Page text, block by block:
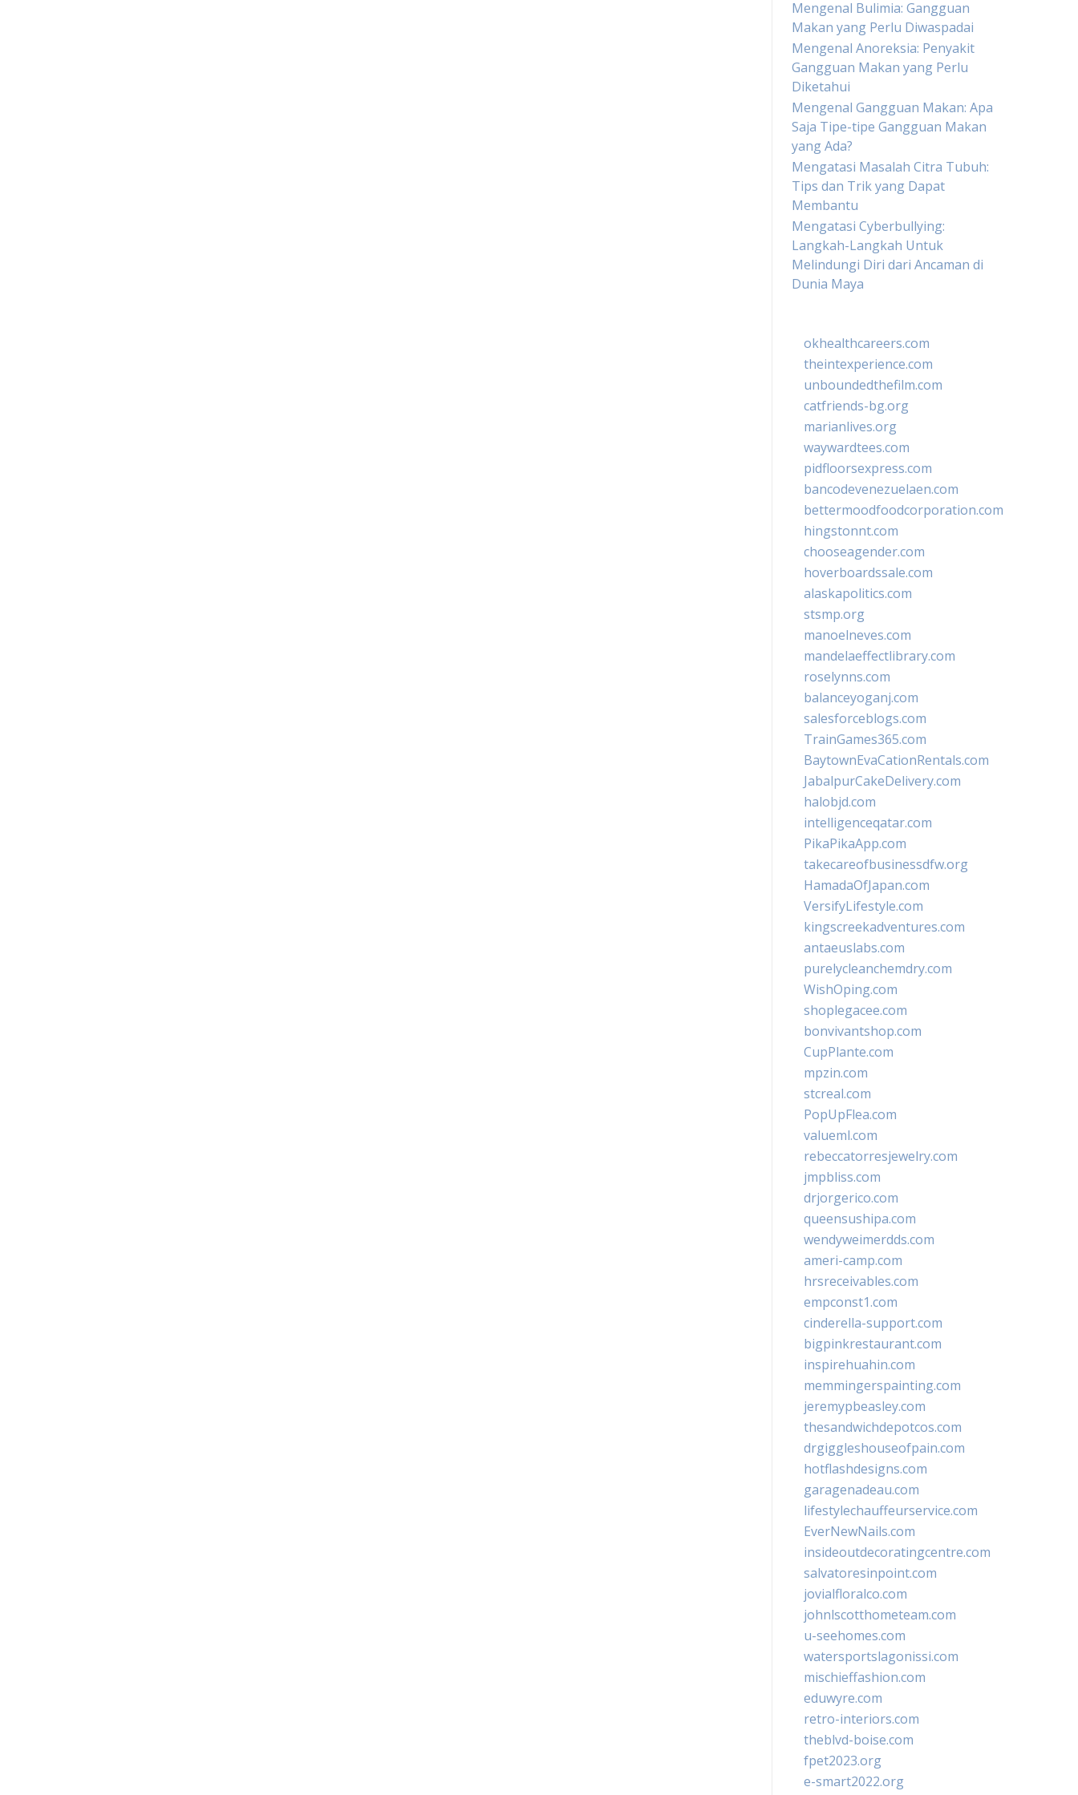
Mengenal Bulimia: Gangguan
Makan yang Perlu Diwaspadai
Mengenal Anoreksia: Penyakit
Gangguan Makan yang Perlu
Diketahui
Mengenal Gangguan Makan: Apa
Saja Tipe-tipe Gangguan Makan
yang Ada?
Mengatasi Masalah Citra Tubuh:
Tips dan Trik yang Dapat
Membantu
Mengatasi Cyberbullying:
Langkah-Langkah Untuk
Melindungi Diri dari Ancaman di
Dunia Maya
okhealthcareers.com
theintexperience.com
unboundedthefilm.com
catfriends-bg.org
marianlives.org
waywardtees.com
pidfloorsexpress.com
bancodevenezuelaen.com
bettermoodfoodcorporation.com
hingstonnt.com
chooseagender.com
hoverboardssale.com
alaskapolitics.com
stsmp.org
manoelneves.com
mandelaeffectlibrary.com
roselynns.com
balanceyoganj.com
salesforceblogs.com
TrainGames365.com
BaytownEvaCationRentals.com
JabalpurCakeDelivery.com
halobjd.com
intelligenceqatar.com
PikaPikaApp.com
takecareofbusinessdfw.org
HamadaOfJapan.com
VersifyLifestyle.com
kingscreekadventures.com
antaeuslabs.com
purelycleanchemdry.com
WishOping.com
shoplegacee.com
bonvivantshop.com
CupPlante.com
mpzin.com
stcreal.com
PopUpFlea.com
valueml.com
rebeccatorresjewelry.com
jmpbliss.com
drjorgerico.com
queensushipa.com
wendyweimerdds.com
ameri-camp.com
hrsreceivables.com
empconst1.com
cinderella-support.com
bigpinkrestaurant.com
inspirehuahin.com
memmingerspainting.com
jeremypbeasley.com
thesandwichdepotcos.com
drgiggleshouseofpain.com
hotflashdesigns.com
garagenadeau.com
lifestylechauffeurservice.com
EverNewNails.com
insideoutdecoratingcentre.com
salvatoresinpoint.com
jovialfloralco.com
johnlscotthometeam.com
u-seehomes.com
watersportslagonissi.com
mischieffashion.com
eduwyre.com
retro-interiors.com
theblvd-boise.com
fpet2023.org
e-smart2022.org